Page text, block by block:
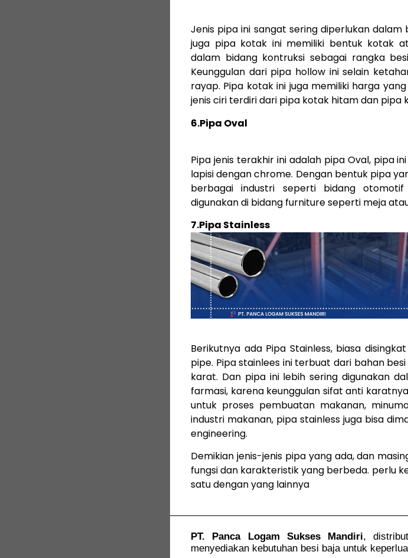
Jenis pipa ini sangat sering diperlukan
juga pipa kotak ini memiliki bentuk kotak
dalam bidang kontruksi sebagai rangka
Keunggulan dari pipa hollow ini selain
rayap. Pipa kotak ini juga memiliki harga
jenis ciri terdiri dari pipa kotak hitam dan pipa
6.Pipa Oval
Pipa jenis terakhir ini adalah pipa Oval, pipa
lapisi dengan chrome. Dengan bentuk pipa
berbagai industri seperti bidang
digunakan di bidang furniture seperti meja
7.Pipa Stainless
Berikutnya ada Pipa Stainless, biasa
pipe. Pipa stainlees ini terbuat dari bahan
karat. Dan pipa ini lebih sering digunakan
farmasi, karena keunggulan sifat anti
untuk proses pembuatan makanan,
industri makanan, pipa stainless juga bisa
engineering.
Demikian jenis-jenis pipa yang ada, dan
fungsi dan karakteristik yang berbeda. perlu
satu dengan yang lainnya
PT. Panca Logam Sukses Mandiri,
menyediakan kebutuhan besi baja untuk